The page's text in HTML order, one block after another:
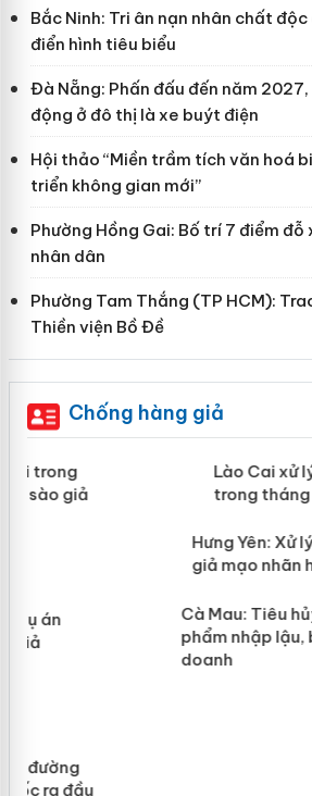
Bắc Ninh: Tri ân nạn nhân chất
điển hình tiêu biểu
Đà Nẵng: Phấn đấu đến năm
động ở đô thị là xe buýt điện
Hội thảo “Miền trầm tích văn hoá
triển không gian mới”
Phường Hồng Gai: Bố trí 7 điểm đỗ
nhân dân
Phường Tam Thắng (TP HCM):
Thiền viện Bồ Đề
Chống hàng giả
Lào Cai xử lý 83
mại trong tháng 7
Hưng Yên: Xử lý 6 hộ
giả mạo nhãn hiệu